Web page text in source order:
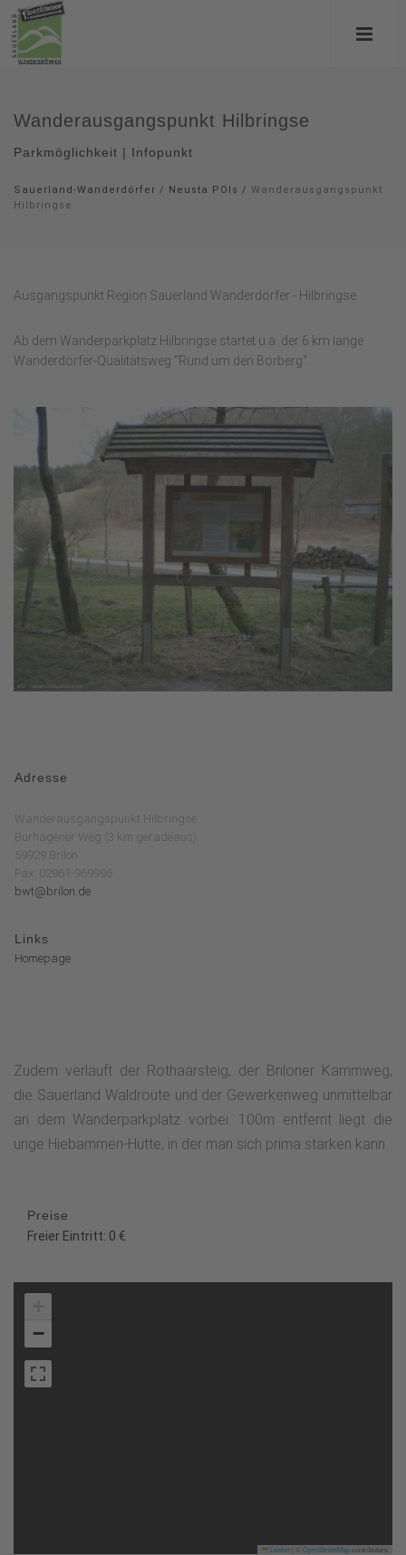
Wanderausgangspunkt Hilbringse
Parkmöglichkeit | Infopunkt
Sauerland-Wanderdörfer / Neusta POIs / Wanderausgangspunkt
Hilbringse
Ausgangspunkt Region Sauerland Wanderdörfer - Hilbringse
Ab dem Wanderparkplatz Hilbringse startet u.a. der 6 km lange
Wanderdörfer-Qualitätsweg "Rund um den Borberg".
Adresse
Wanderausgangspunkt Hilbringse
Burhagener Weg (3 km geradeaus)
59929 Brilon
Fax: 02961-969996
bwt@brilon.de
Links
Homepage
Zudem verläuft der Rothaarsteig, der Briloner Kammweg,
die Sauerland Waldroute und der Gewerkenweg unmittelbar
an dem Wanderparkplatz vorbei. 100m entfernt liegt die
urige Hiebammen-Hütte, in der man sich prima stärken kann.
Preise
Freier Eintritt: 0 €
−
Leaflet OpenStreetMapcontributors